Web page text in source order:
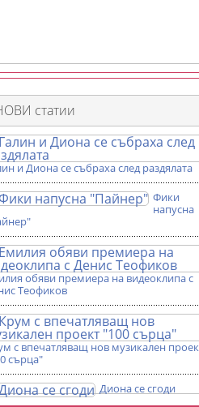
статии
и Диона се събраха след раздялата
Фики
напусна
обяви премиера на видеоклипа с
Теофиков
с впечатляващ нов музикален
сърца"
Диона се сгоди